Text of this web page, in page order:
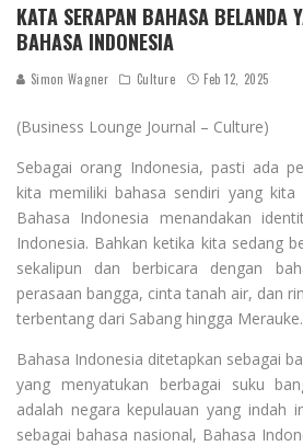
KATA SERAPAN BAHASA BELANDA
BAHASA INDONESIA
Simon Wagner Culture Feb 12, 2025
(Business Lounge Journal – Culture)
Sebagai orang Indonesia, pasti ada
kita memiliki bahasa sendiri yang kita
Bahasa Indonesia menandakan
Indonesia. Bahkan ketika kita sedang
sekalipun dan berbicara dengan
perasaan bangga, cinta tanah air, dan
terbentang dari Sabang hingga Merauke.
Bahasa Indonesia ditetapkan sebagai
yang menyatukan berbagai suku
adalah negara kepulauan yang indah
sebagai bahasa nasional, Bahasa